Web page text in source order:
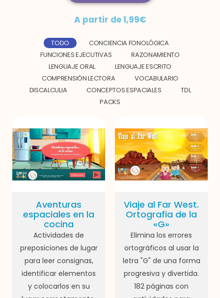
A partir de 1,99€
TODO
CONCIENCIA FONOLÓGICA
FUNCIONES EJECUTIVAS
RAZONAMIENTO
LENGUAJE ORAL
LENGUAJE ESCRITO
COMPRENSIÓN LECTORA
VOCABULARIO
DISCALCULIA
CONCEPTOS ESPACIALES
TDL
PACKS
Aventuras
espaciales en la
cocina
Actividades de
preposiciones de lugar
para leer consignas,
identificar elementos
y colocarlos en su
Viaje al Far West.
Ortografia de la
«G»
Elimina los errores
ortográficos al usar la
letra "G" de una forma
progresiva y divertida.
182 páginas con